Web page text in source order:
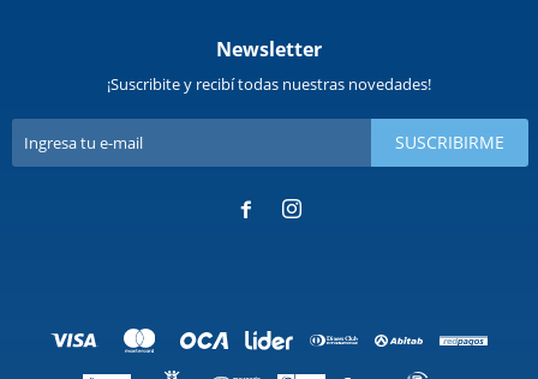
Newsletter
¡Suscribite y recibí todas nuestras novedades!
SUSCRIBIRME
 